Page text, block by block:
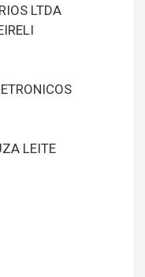
LTDA
LEITE